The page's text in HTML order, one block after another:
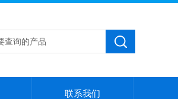
联系我们